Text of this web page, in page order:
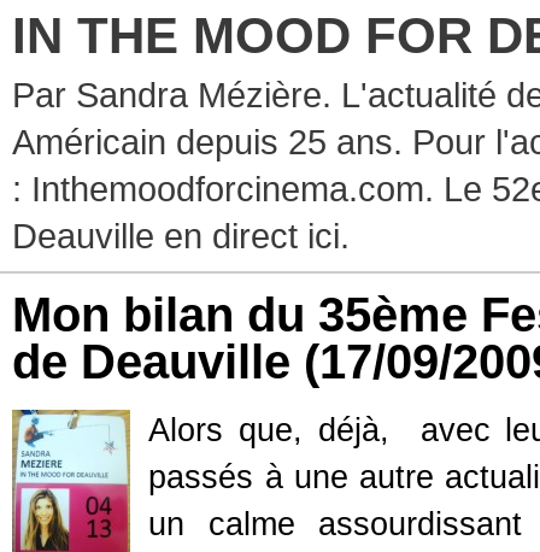
IN THE MOOD FOR
Par Sandra Mézière. L'actualité
Américain depuis 25 ans. Pour
: Inthemoodforcinema.com. Le
Deauville en direct ici.
Mon bilan du 35ème
de Deauville (17/09/
Alors que, déjà, avec
passés à une autre
un calme